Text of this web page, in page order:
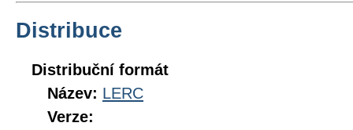
Distribuce
Distribuční formát
Název: LERC
Verze: